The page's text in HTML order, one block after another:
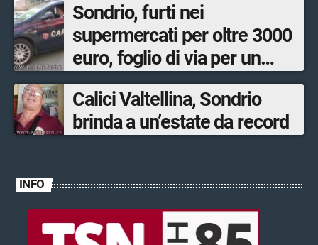
Sondrio, furti nei
supermercati per oltre 3000
euro, foglio di via per un
ventinovenne
Calici Valtellina, Sondrio
brinda a un’estate da record
INFO